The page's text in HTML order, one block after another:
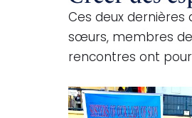
Ces deux dernières
sœurs, membres de
rencontres ont